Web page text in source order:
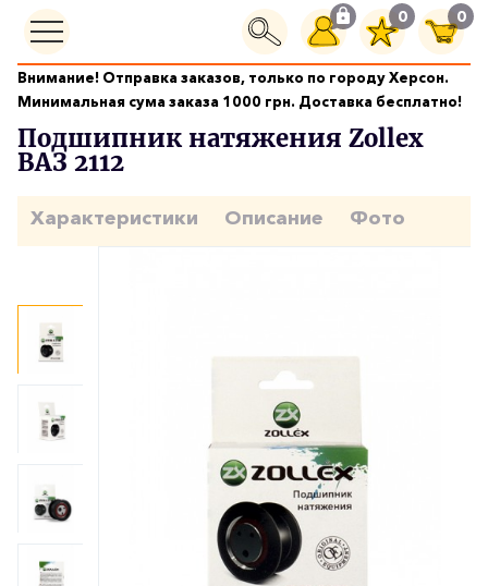
0 0
Внимание! Отправка заказов, только по городу Херсон.
Минимальная сума заказа 1000 грн. Доставка бесплатно!
Подшипники Подшипник натяжения Zollex ВАЗ 2112
Подшипник натяжения Zollex
ВАЗ 2112
Характеристики Описание Фото